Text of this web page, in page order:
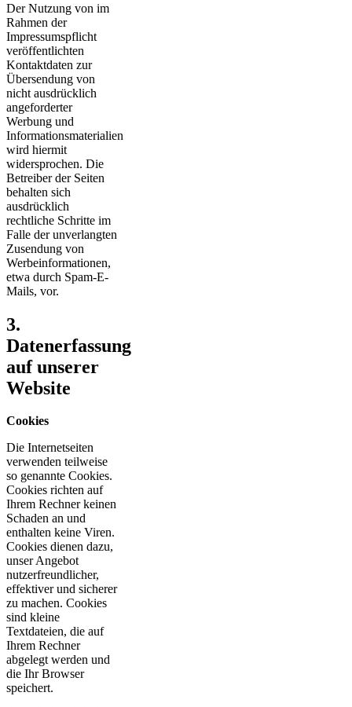
Der Nutzung von im
Rahmen der
Impressumspflicht
veröffentlichten
Kontaktdaten zur
Übersendung von
nicht ausdrücklich
angeforderter
Werbung und
Informationsmaterialien
wird hiermit
widersprochen. Die
Betreiber der Seiten
behalten sich
ausdrücklich
rechtliche Schritte im
Falle der unverlangten
Zusendung von
Werbeinformationen,
etwa durch Spam-E-
Mails, vor.
3.
Datenerfassung
auf unserer
Website
Cookies
Die Internetseiten
verwenden teilweise
so genannte Cookies.
Cookies richten auf
Ihrem Rechner keinen
Schaden an und
enthalten keine Viren.
Cookies dienen dazu,
unser Angebot
nutzerfreundlicher,
effektiver und sicherer
zu machen. Cookies
sind kleine
Textdateien, die auf
Ihrem Rechner
abgelegt werden und
die Ihr Browser
speichert.